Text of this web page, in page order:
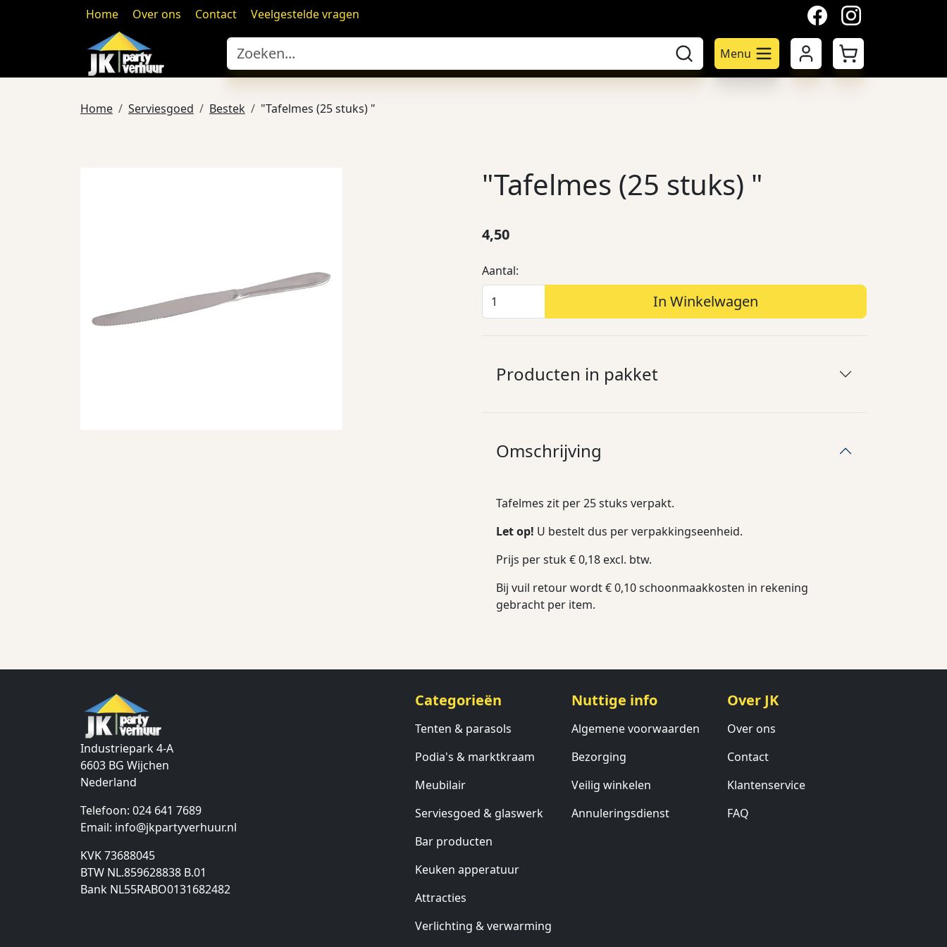
Home Over ons Contact Veelgestelde vragen facebookinstagram
Menu Mijn accountWinkelwagen
Home Serviesgoed Bestek "Tafelmes (25 stuks) "
"Tafelmes (25 stuks) "
4,50
Aantal:
In Winkelwagen
Producten in pakket
Omschrijving
Tafelmes zit per 25 stuks verpakt.
Let op! U bestelt dus per verpakkingseenheid.
Prijs per stuk € 0,18 excl. btw.
Bij vuil retour wordt € 0,10 schoonmaakkosten in rekening
gebracht per item.
Industriepark 4-A
6603 BG Wijchen
Nederland
Telefoon: 024 641 7689
Email: info@jkpartyverhuur.nl
KVK 73688045
BTW NL.859628838 B.01
Bank NL55RABO0131682482
Categorieën
Tenten & parasols
Podia's & marktkraam
Meubilair
Serviesgoed & glaswerk
Bar producten
Keuken apperatuur
Attracties
Verlichting & verwarming
Nuttige info
Algemene voorwaarden
Bezorging
Veilig winkelen
Annuleringsdienst
Over JK
Over ons
Contact
Klantenservice
FAQ